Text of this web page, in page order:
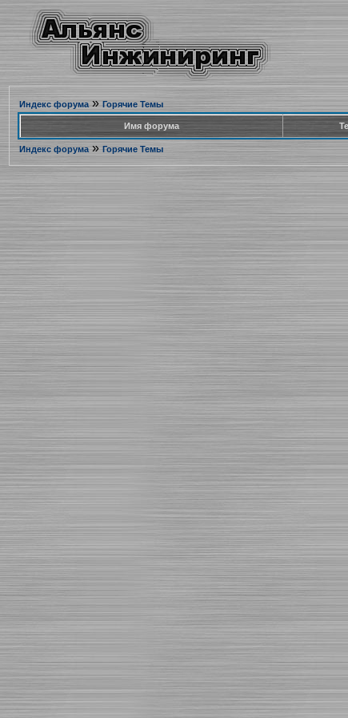
Индекс форума» Горячие Темы
Имя форума
Индекс форума» Горячие Темы